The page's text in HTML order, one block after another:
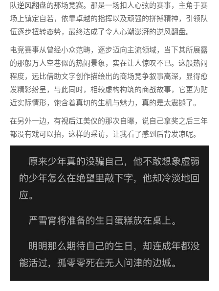
队逆风翻盘的那场竞赛。那是一场扣人心弦的赛事，主角于赛
场上镇定自若，依靠卓越的指挥以及顽强的拼搏精神，引领队
伍逐步扭转态势，最终达成了令人心潮澎湃的逆风翻盘。
电竞赛事从曾经小众范畴，逐步迈向主流领域，当下其所展露
的那般万人空巷似的热闹景象，实在让人惊叹不已。这般热闹
程度，远比借助文字创作描绘出的商场竞争叙事高深，显得愈
发精彩纷呈，与此同时，相较虚构构筑的商战故事，它更为贴
近实际情形，饱含着真切的生机与魅力，真的是太震撼了。
在另外一边，有视后江美仪的那次自曝，说自己拿奖之后三年
都没有戏可以拍，这样的采访，让我看了感到后背发凉呢。